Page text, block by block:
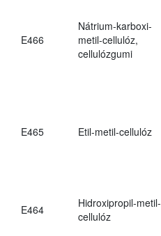
E466
Nátrium-karboxi-
metil-cellulóz,
cellulózgumi
E465 Etil-metil-cellulóz
E464
Hidroxipropil-metil-
cellulóz